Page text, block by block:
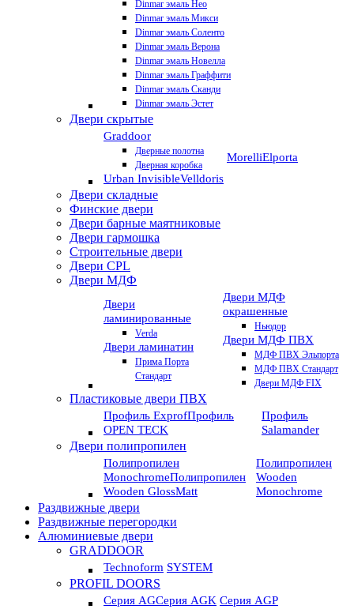
Dinmar эмаль Нео
Dinmar эмаль Микси
Dinmar эмаль Соленто
Dinmar эмаль Верона
Dinmar эмаль Новелла
Dinmar эмаль Граффити
Dinmar эмаль Сканди
Dinmar эмаль Эстет
Двери скрытые
Graddoor
Дверные полотна
Дверная коробка
Urban InvisibleVelldoris
MorelliElporta
Двери складные
Финские двери
Двери барные маятниковые
Двери гармошка
Строительные двери
Двери CРL
Двери МДФ
Двери
ламинированные
Verda
Двери ламинатин
Прима Порта
Стандарт
Двери МДФ
окрашенные
Ньюдор
Двери МДФ ПВХ
МДФ ПВХ Эльпорта
МДФ ПВХ Стандарт
Двери МДФ FIX
Пластиковые двери ПВХ
Профиль ExprofПрофиль
OPEN TECK
Профиль
Salamander
Двери полипропилен
Полипропилен
MonochromeПолипропилен
Wooden GlossMatt
Полипропилен
Wooden
Monochrome
Раздвижные двери
Раздвижные перегородки
Алюминиевые двери
GRADDOOR
Technoform SYSTEM
PROFIL DOORS
Серия AGСерия AGK Серия AGP